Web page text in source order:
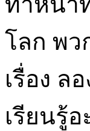
โลก พว
เรื่อง
เรียนรู้